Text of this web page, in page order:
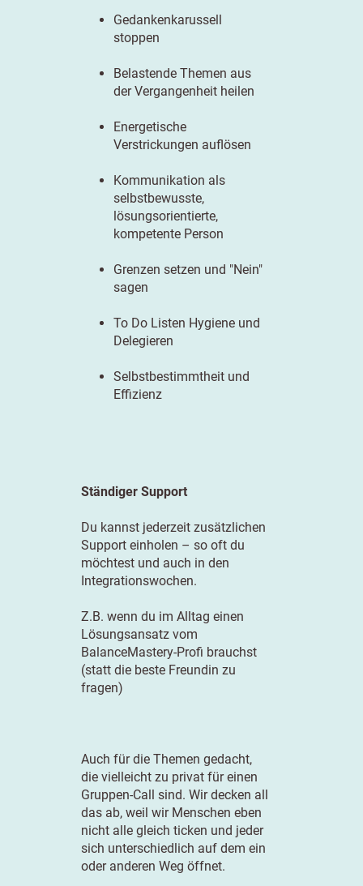
Gedankenkarussell
stoppen
Belastende Themen aus
der Vergangenheit heilen
Energetische
Verstrickungen auflösen
Kommunikation als
selbstbewusste,
lösungsorientierte,
kompetente Person
Grenzen setzen und "Nein"
sagen
To Do Listen Hygiene und
Delegieren
Selbstbestimmtheit und
Effizienz
Ständiger Support
Du kannst jederzeit zusätzlichen
Support einholen – so oft du
möchtest und auch in den
Integrationswochen.
Z.B. wenn du im Alltag einen
Lösungsansatz vom
BalanceMastery-Profi brauchst
(statt die beste Freundin zu
fragen)
Auch für die Themen gedacht,
die vielleicht zu privat für einen
Gruppen-Call sind. Wir decken all
das ab, weil wir Menschen eben
nicht alle gleich ticken und jeder
sich unterschiedlich auf dem ein
oder anderen Weg öffnet.